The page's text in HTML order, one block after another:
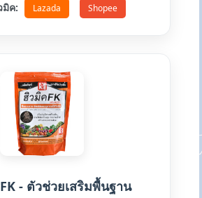
มิค: Lazada Shopee
- ตัวช่วยเสริมพื้นฐาน